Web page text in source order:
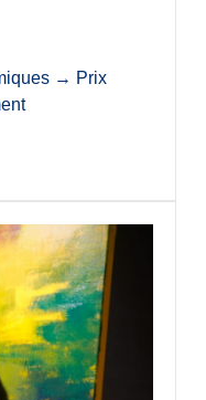
→ Prix